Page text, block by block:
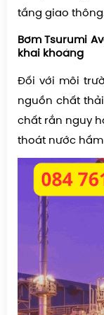
tầng giao
Bơm Tsurumi
khai khoáng
Đối với môi
nguồn chất
chất rắn nguy
thoát nước